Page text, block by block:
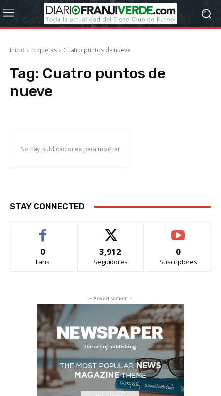
Inicio Etiquetas Cuatro puntos de nueve
Tag: Cuatro puntos de
nueve
No hay publicaciones para mostrar
STAY CONNECTED
0
Fans
3,912
Seguidores
0
Suscriptores
- Advertisement -